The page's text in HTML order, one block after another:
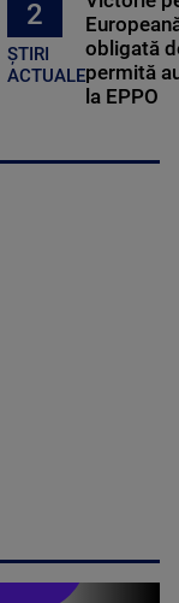
2
ȘTIRI
ACTUALE
obligată
permită
la EPPO